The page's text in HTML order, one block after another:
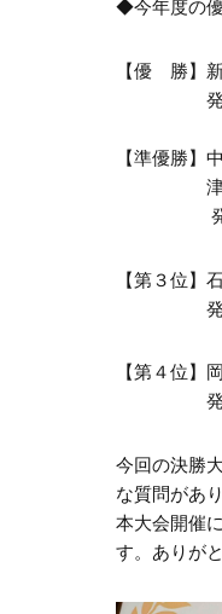
◆今年度の
【優 勝】
発表テー
【準優勝】
津村光、
発表テー
【第３位
発表テー
【第４位
発表テー
今回の決勝
な質問があ
本大会開催
す。ありが